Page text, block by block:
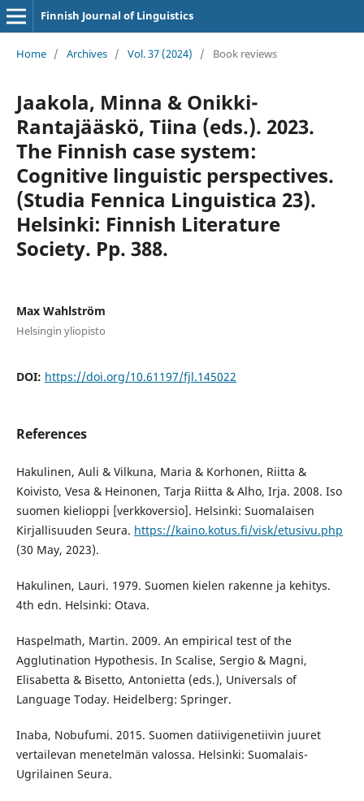
Finnish Journal of Linguistics
Home / Archives / Vol. 37 (2024) / Book reviews
Jaakola, Minna & Onikki-
Rantajääskö, Tiina (eds.). 2023.
The Finnish case system:
Cognitive linguistic perspectives.
(Studia Fennica Linguistica 23).
Helsinki: Finnish Literature
Society. Pp. 388.
Max Wahlström
Helsingin yliopisto
DOI: https://doi.org/10.61197/fjl.145022
References
Hakulinen, Auli & Vilkuna, Maria & Korhonen, Riitta &
Koivisto, Vesa & Heinonen, Tarja Riitta & Alho, Irja. 2008. Iso
suomen kielioppi [verkkoversio]. Helsinki: Suomalaisen
Kirjallisuuden Seura. https://kaino.kotus.fi/visk/etusivu.php
(30 May, 2023).
Hakulinen, Lauri. 1979. Suomen kielen rakenne ja kehitys.
4th edn. Helsinki: Otava.
Haspelmath, Martin. 2009. An empirical test of the
Agglutination Hypothesis. In Scalise, Sergio & Magni,
Elisabetta & Bisetto, Antonietta (eds.), Universals of
Language Today. Heidelberg: Springer.
Inaba, Nobufumi. 2015. Suomen datiivigenetiivin juuret
vertailevan menetelmän valossa. Helsinki: Suomalais-
Ugrilainen Seura.